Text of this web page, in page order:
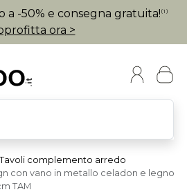
a -50% e consegna gratuita! (1)
ora >
Tavoli complemento arredo
con vano in metallo celadon e legno
TAM